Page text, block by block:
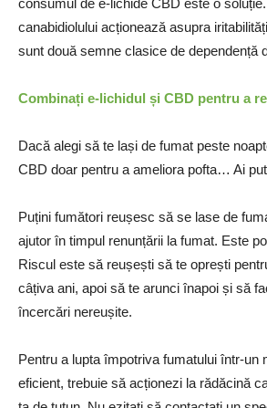
consumul de e-lichide CBD este o
canabidiolului acționează asupra
sunt două semne clasice de dependență
Combinați e-lichidul și CBD pentru a
Dacă alegi să te lași de fumat peste
CBD doar pentru a ameliora pofta… Ai
Puțini fumători reușesc să se lase de
ajutor în timpul renunțării la fumat. Este
Riscul este să reușești să te oprești
câțiva ani, apoi să te arunci înapoi și să
încercări nereușite.
Pentru a lupta împotriva fumatului într-un
eficient, trebuie să acționezi la rădăcină